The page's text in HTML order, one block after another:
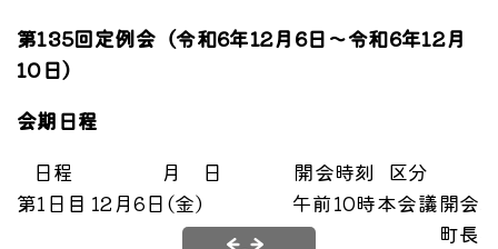
第135回定例会（令和6年12月6日～令和6年12月
10日）
会期日程
日程
月 日 開会時刻
区分
第1日目 12月6日(金) 午前10時本会議開会
町長